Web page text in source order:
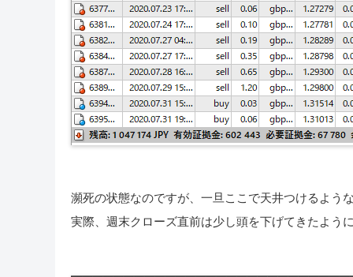
瀕死の状態なのですが、一旦ここで天井つけるよう
実際、週末クローズ直前は少し頭を下げてきたよう